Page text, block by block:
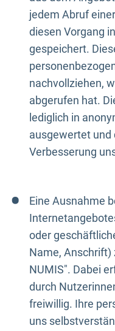
jedem Abruf
diesen Vorgang
gespeichert.
nachvollziehen,
abgerufen hat.
lediglich in
ausgewertet und
Verbesserung
Eine Ausnahme
oder
Name, Anschrift)
NUMIS". Dabei
durch
freiwillig. Ihre
uns